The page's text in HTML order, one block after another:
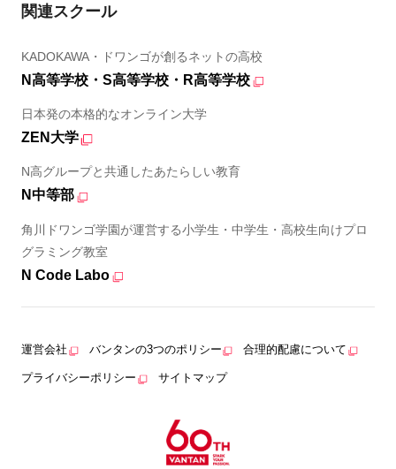
関連スクール
KADOKAWA・ドワンゴが創るネットの高校
N高等学校・S高等学校・R高等学校
日本発の本格的なオンライン大学
ZEN大学
N高グループと共通したあたらしい教育
N中等部
角川ドワンゴ学園が運営する小学生・中学生・高校生向けプロ
グラミング教室
N Code Labo
運営会社 バンタンの3つのポリシー 合理的配慮について
プライバシーポリシー サイトマップ